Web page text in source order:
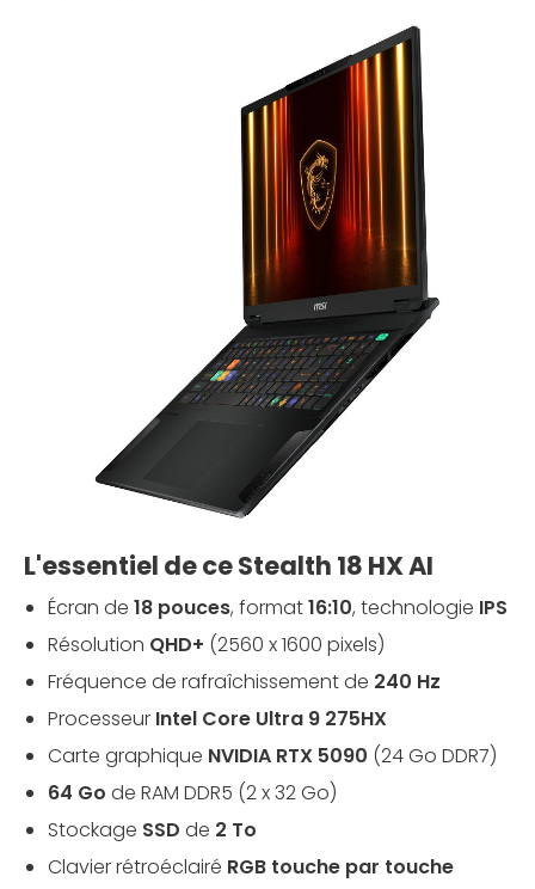
L'essentiel de ce Stealth 18 HX AI
Écran de 18 pouces, format16:10, technologie IPS
Résolution QHD+ (2560 x 1600 pixels)
Fréquence de rafraîchissement de 240 Hz
Processeur Intel Core Ultra 9 275HX
Carte graphique NVIDIA RTX 5090 (24 Go DDR7)
64 Go de RAM DDR5 (2 x 32 Go)
Stockage SSD de 2 To
Clavier rétroéclairé RGB touche par touche